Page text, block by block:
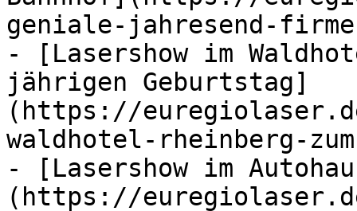
geniale-jahresend-
- [Lasershow im
jährigen Geburtstag]
(https://
waldhotel-rheinberg-
- [Lasershow im
(https://